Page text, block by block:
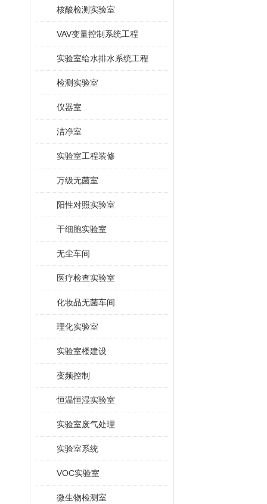
核酸检测实验室
VAV变量控制系统工程
实验室给水排水系统工程
检测实验室
仪器室
洁净室
实验室工程装修
万级无菌室
阳性对照实验室
干细胞实验室
无尘车间
医疗检查实验室
化妆品无菌车间
理化实验室
实验室楼建设
变频控制
恒温恒湿实验室
实验室废气处理
实验室系统
VOC实验室
微生物检测室